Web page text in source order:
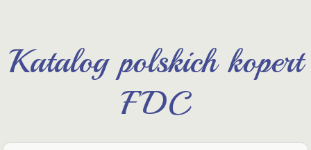
Katalog polskich kopert
FDC